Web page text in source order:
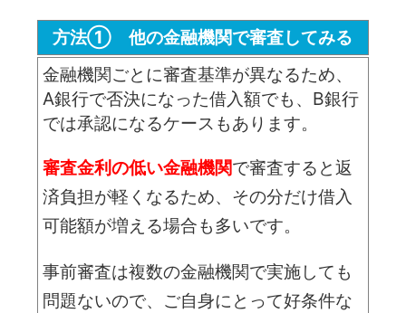
方法① 他の金融機関で審査してみる
金融機関ごとに審査基準が異なるため、
A銀行で否決になった借入額でも、B銀行
では承認になるケースもあります。
審査金利の低い金融機関で審査すると返
済負担が軽くなるため、その分だけ借入
可能額が増える場合も多いです。
事前審査は複数の金融機関で実施しても
問題ないので、ご自身にとって好条件な